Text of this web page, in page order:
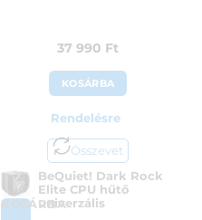
37 990 Ft
KOSÁRBA
Rendelésre
Összevet
KOSÁRBA
BeQuiet! Dark Rock
Elite CPU hűtő
univerzális